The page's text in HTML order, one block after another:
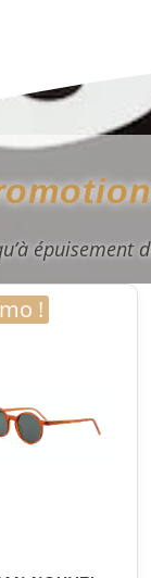
épuisement
!